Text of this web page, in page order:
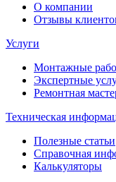
О компании
Отзывы
Услуги
Монтажные
Экспертные
Ремонтная
Техническая
Полезные статьи
Справочная
Калькуляторы